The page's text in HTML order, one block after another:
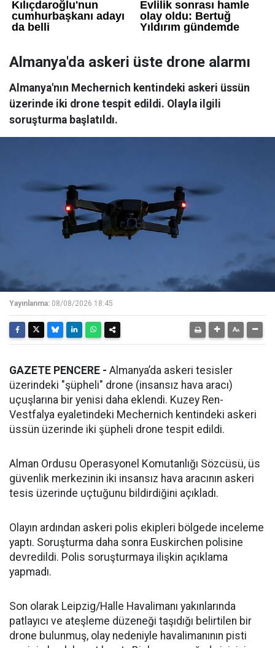
Almanya'da askeri üste drone alarmı
Almanya'nın Mechernich kentindeki askeri üssün
üzerinde iki drone tespit edildi. Olayla ilgili
soruşturma başlatıldı.
Yayınlanma: 08/08/2026 18:45
GAZETE PENCERE - Almanya’da askeri tesisler
üzerindeki "şüpheli" drone (insansız hava aracı)
uçuşlarına bir yenisi daha eklendi. Kuzey Ren-
Vestfalya eyaletindeki Mechernich kentindeki askeri
üssün üzerinde iki şüpheli drone tespit edildi.
Alman Ordusu Operasyonel Komutanlığı Sözcüsü, üs
güvenlik merkezinin iki insansız hava aracının askeri
tesis üzerinde uçtuğunu bildirdiğini açıkladı.
Olayın ardından askeri polis ekipleri bölgede inceleme
yaptı. Soruşturma daha sonra Euskirchen polisine
devredildi. Polis soruşturmaya ilişkin açıklama
yapmadı.
Son olarak Leipzig/Halle Havalimanı yakınlarında
patlayıcı ve ateşleme düzeneği taşıdığı belirtilen bir
drone bulunmuş, olay nedeniyle havalimanının pisti